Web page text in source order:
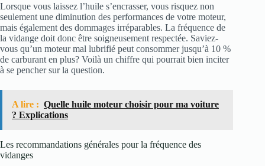
Lorsque vous laissez l’huile s’encrasser, vous risquez non
seulement une diminution des performances de votre moteur,
mais également des dommages irréparables. La fréquence de
la vidange doit donc être soigneusement respectée. Saviez-
vous qu’un moteur mal lubrifié peut consommer jusqu’à 10 %
de carburant en plus? Voilà un chiffre qui pourrait bien inciter
à se pencher sur la question.
A lire : Quelle huile moteur choisir pour ma voiture
? Explications
Les recommandations générales pour la fréquence des
vidanges